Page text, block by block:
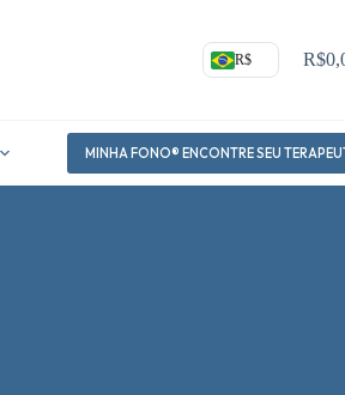
R$ R$
MINHA FONO® ENCONTRE SEU